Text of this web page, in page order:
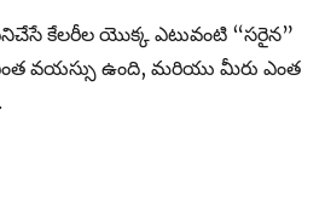
కేలరీల యొక్క ఎటువంటి “సరైన”
వయస్సు ఉంది, మరియు మీరు ఎంత